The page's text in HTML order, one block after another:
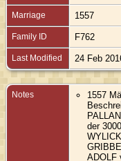
Marriage 1557
Family ID F762
Last Modified 24 Feb
Notes
1557
der
ADOLF